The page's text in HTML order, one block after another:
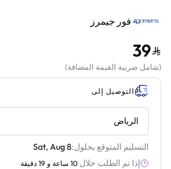
فور جيمرز
39
(شامل ضريبة القيمة المضافة)
التوصيل إلى
الرياض
التسليم المتوقع بحلول:Sat, Aug 8
إذا تم الطلب خلال 10 ساعة و 19 دقيقة